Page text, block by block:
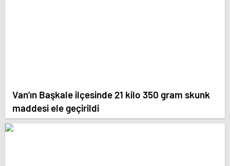
Van’ın Başkale ilçesinde 21 kilo 350 gram skunk
maddesi ele geçirildi